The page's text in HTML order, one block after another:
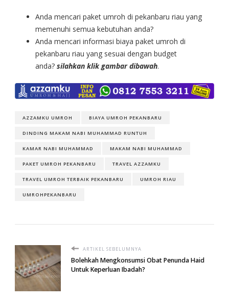
Anda mencari paket umroh di pekanbaru riau yang
memenuhi semua kebutuhan anda?
Anda mencari informasi biaya paket umroh di
pekanbaru riau yang sesuai dengan budget
anda? silahkan klik gambar dibawah.
AZZAMKU UMROH BIAYA UMROH PEKANBARU
DINDING MAKAM NABI MUHAMMAD RUNTUH
KAMAR NABI MUHAMMAD MAKAM NABI MUHAMMAD
PAKET UMROH PEKANBARU TRAVEL AZZAMKU
TRAVEL UMROH TERBAIK PEKANBARU UMROH RIAU
UMROHPEKANBARU
ARTIKEL SEBELUMNYA
Bolehkah Mengkonsumsi Obat Penunda Haid
Untuk Keperluan Ibadah?